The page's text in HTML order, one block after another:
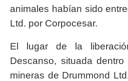
animales habían sido
Ltd. por Corpocesar.
El lugar de la
Descanso, situada
mineras de Drummond